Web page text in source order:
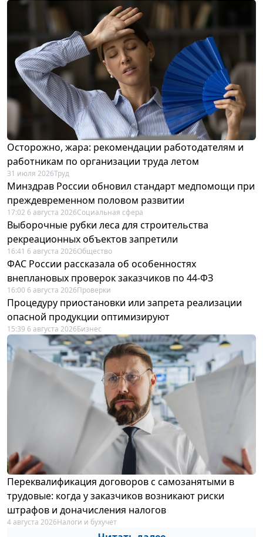
Осторожно, жара: рекомендации работодателям и
работникам по организации труда летом
31 июля 2026Труд
Минздрав России обновил стандарт медпомощи при
преждевременном половом развитии
17:02 6 августа 2026Социальная сфера
Выборочные рубки леса для строительства
рекреационных объектов запретили
16:41 6 августа 2026Общество
ФАС России рассказала об особенностях
внеплановых проверок заказчиков по 44-ФЗ
16:00 6 августа 2026Проверки
Процедуру приостановки или запрета реализации
опасной продукции оптимизируют
15:39 6 августа 2026Бизнес
Переквалификация договоров с самозанятыми в
трудовые: когда у заказчиков возникают риски
штрафов и доначисления налогов
4 августа 2026Налоги и бухучет